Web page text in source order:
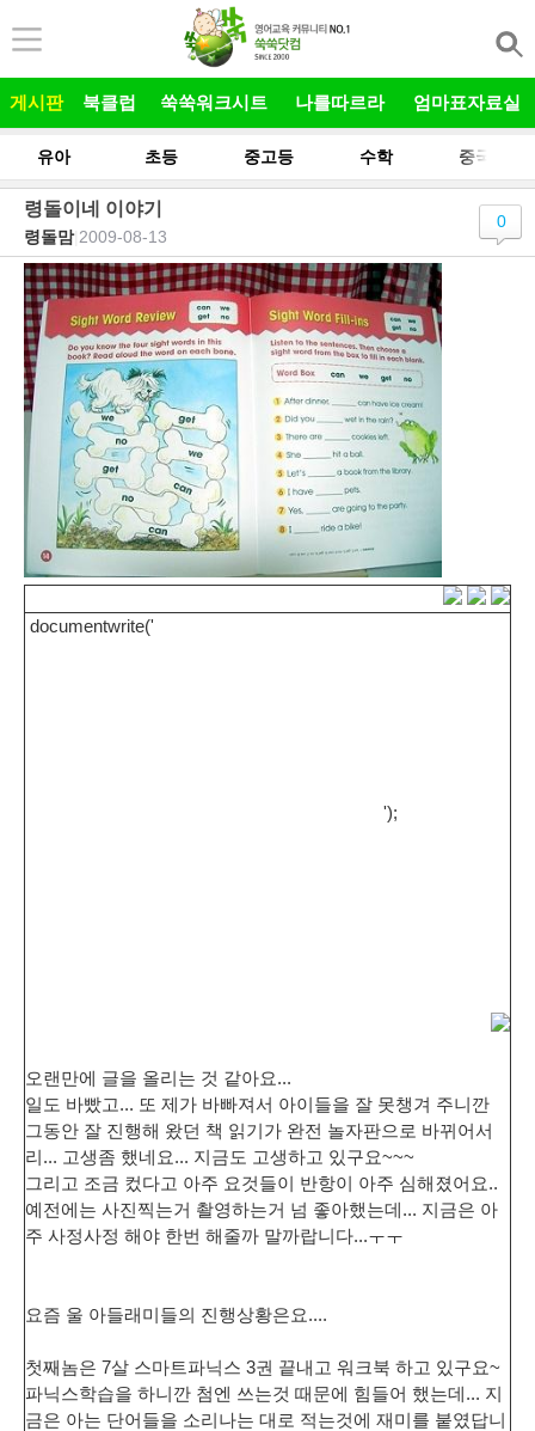
게시판 북클럽 쑥쑥워크시트 나를따르라 엄마표자료실
유아 초등 중고등 수학 중국어
령돌이네 이야기
령돌맘| 2009-08-13
0
documentwrite('
');
오랜만에 글을 올리는 것 같아요...
일도 바빴고... 또 제가 바빠져서 아이들을 잘 못챙겨 주니깐
그동안 잘 진행해 왔던 책 읽기가 완전 놀자판으로 바뀌어서
리... 고생좀 했네요... 지금도 고생하고 있구요~~~
그리고 조금 컸다고 아주 요것들이 반항이 아주 심해졌어요..
예전에는 사진찍는거 촬영하는거 넘 좋아했는데... 지금은 아
주 사정사정 해야 한번 해줄까 말까랍니다...ㅜㅜ
요즘 울 아들래미들의 진행상황은요....
첫째놈은 7살 스마트파닉스 3권 끝내고 워크북 하고 있구요~
파닉스학습을 하니깐 첨엔 쓰는것 때문에 힘들어 했는데... 지
금은 아는 단어들을 소리나는 대로 적는것에 재미를 붙였답니